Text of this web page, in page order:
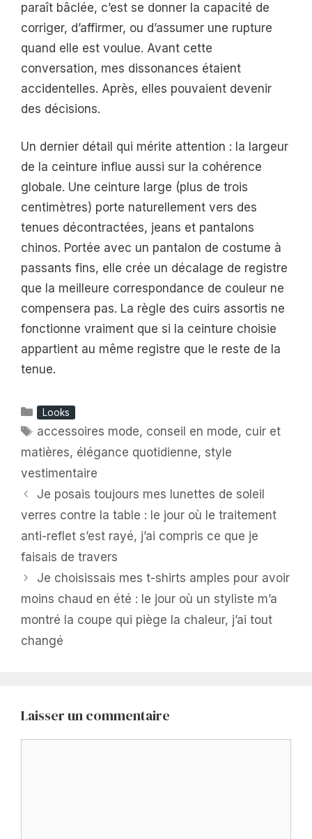
paraît bâclée, c’est se donner la capacité de
corriger, d’affirmer, ou d’assumer une rupture
quand elle est voulue. Avant cette
conversation, mes dissonances étaient
accidentelles. Après, elles pouvaient devenir
des décisions.
Un dernier détail qui mérite attention : la largeur
de la ceinture influe aussi sur la cohérence
globale. Une ceinture large (plus de trois
centimètres) porte naturellement vers des
tenues décontractées, jeans et pantalons
chinos. Portée avec un pantalon de costume à
passants fins, elle crée un décalage de registre
que la meilleure correspondance de couleur ne
compensera pas. La règle des cuirs assortis ne
fonctionne vraiment que si la ceinture choisie
appartient au même registre que le reste de la
tenue.
Catégories
Looks
Étiquettes
accessoires mode, conseil en mode, cuir et
matières, élégance quotidienne, style
vestimentaire
Je posais toujours mes lunettes de soleil
verres contre la table : le jour où le traitement
anti-reflet s’est rayé, j’ai compris ce que je
faisais de travers
Je choisissais mes t-shirts amples pour avoir
moins chaud en été : le jour où un styliste m’a
montré la coupe qui piège la chaleur, j’ai tout
changé
Laisser un commentaire